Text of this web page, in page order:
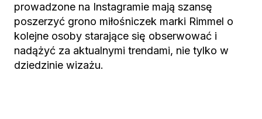
prowadzone na Instagramie mają szansę
poszerzyć grono miłośniczek marki Rimmel o
kolejne osoby starające się obserwować i
nadążyć za aktualnymi trendami, nie tylko w
dziedzinie wizażu.